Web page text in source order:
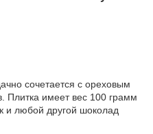
сочетается с ореховым
Плитка имеет вес 100 грамм
и любой другой шоколад